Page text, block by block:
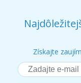
Získajte